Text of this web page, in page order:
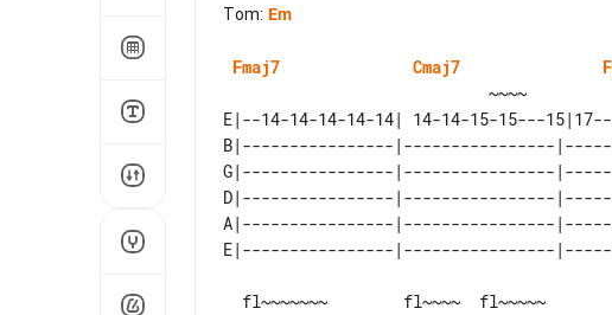
Tom: Em
Fmaj7 Cmaj7
E|--14-14-14-14-14| 14-14-15-15---
B|----------------|----------------
G|----------------|----------------
D|----------------|----------------
A|----------------|----------------